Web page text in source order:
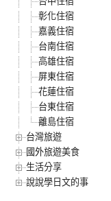
彰化住宿
嘉義住宿
台南住宿
高雄住宿
屏東住宿
花蓮住宿
台東住宿
離島住宿
台灣旅遊
國外旅遊美食
生活分享
說說學日文的事